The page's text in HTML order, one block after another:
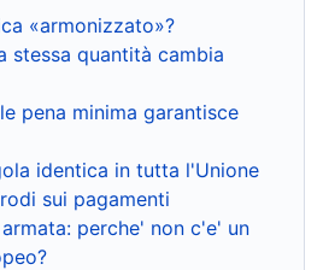
«armonizzato»?
stessa quantità cambia
pena minima garantisce
identica in tutta l'Unione
sui pagamenti
perche' non c'e' un